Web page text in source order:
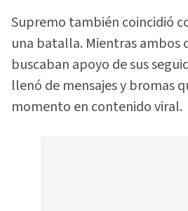
Supremo también coincidió
una batalla. Mientras ambos
buscaban apoyo de sus
llenó de mensajes y bromas
momento en contenido viral.